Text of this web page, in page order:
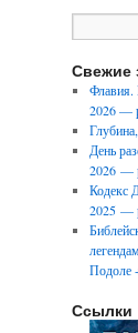
Свежие
Флавия.
2026 —
День
2026 —
Кодекс
2025 —
Подоле
Ссылки